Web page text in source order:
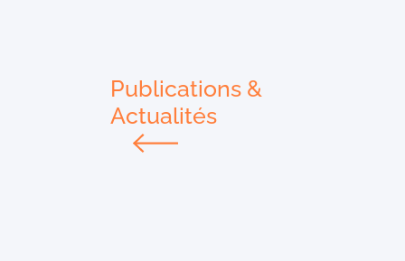
Publications &
Actualités